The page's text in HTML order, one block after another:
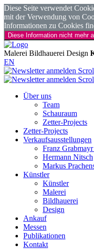
Diese Seite verwendet
mit der Verwendung von
Informationen zu Cookies
Diese Information nicht mehr
Malerei Bildhauerei Design
EN
Über uns
Team
Schauraum
Zetter-Projects
Zetter-Projects
Verkaufsausstellungen
Franz
Hermann Nitsch
Markus
Künstler
Künstler
Malerei
Bildhauerei
Design
Ankauf
Messen
Publikationen
Kontakt